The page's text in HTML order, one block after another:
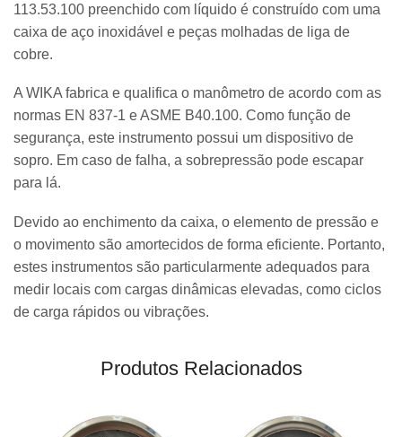
113.53.100 preenchido com líquido é construído com uma
caixa de aço inoxidável e peças molhadas de liga de
cobre.
A WIKA fabrica e qualifica o manômetro de acordo com as
normas EN 837-1 e ASME B40.100. Como função de
segurança, este instrumento possui um dispositivo de
sopro. Em caso de falha, a sobrepressão pode escapar
para lá.
Devido ao enchimento da caixa, o elemento de pressão e
o movimento são amortecidos de forma eficiente. Portanto,
estes instrumentos são particularmente adequados para
medir locais com cargas dinâmicas elevadas, como ciclos
de carga rápidos ou vibrações.
Produtos Relacionados